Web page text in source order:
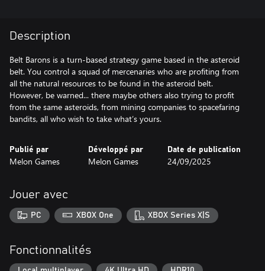
Description
Belt Barons is a turn-based strategy game based in the asteroid
belt. You control a squad of mercenaries who are profiting from
all the natural resources to be found in the asteroid belt.
However, be warned... there maybe others also trying to profit
from the same asteroids, from mining companies to spacefaring
bandits, all who wish to take what’s yours.
Publié par
Melon Games
Développé par
Melon Games
Date de publication
24/09/2025
Jouer avec
PC XBOX One XBOX Series X|S
Fonctionnalités